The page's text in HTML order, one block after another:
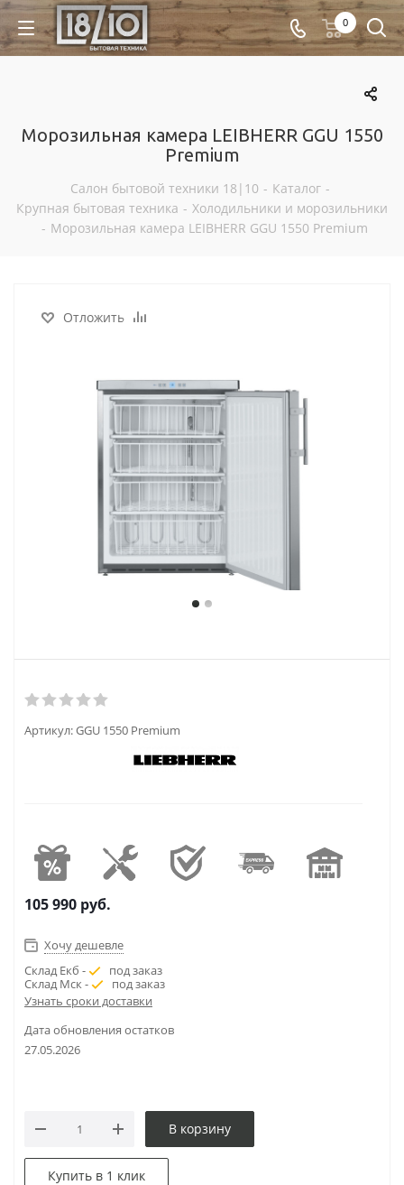
0
Морозильная камера LEIBHERR GGU 1550
Premium
Салон бытовой техники 18|10 - Каталог -
Крупная бытовая техника - Холодильники и морозильники
- Морозильная камера LEIBHERR GGU 1550 Premium
Отложить
Артикул:GGU 1550 Premium
105 990 руб.
Хочу дешевле
Склад Екб -
под заказ
Склад Мск -
под заказ
Узнать сроки доставки
Дата обновления остатков
27.05.2026
В корзину
Купить в 1 клик